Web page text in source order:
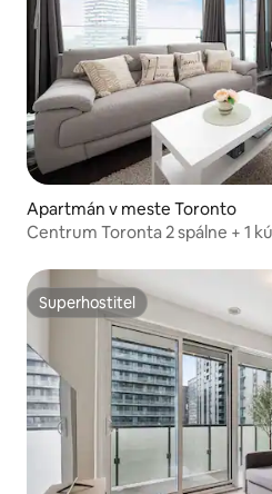
Apartmán v meste Toronto
Centrum Toronta 2 spálne + 1
Superhostiteľ
Superhostiteľ